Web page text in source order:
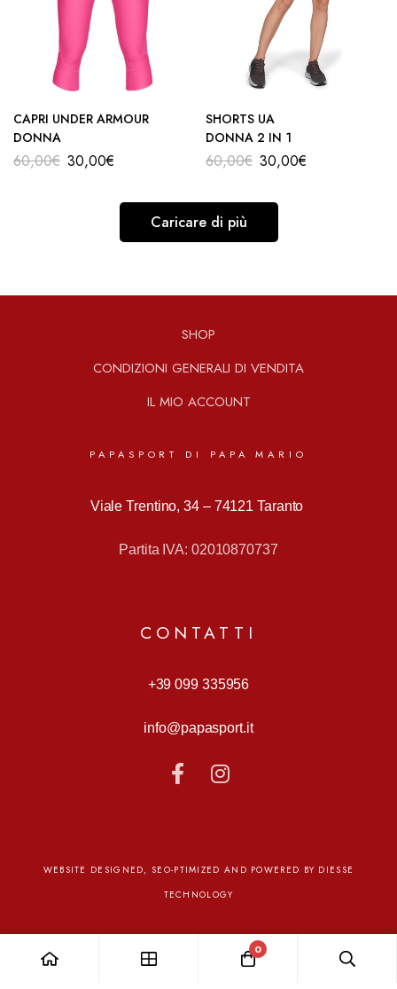
CAPRI UNDER ARMOUR
DONNA
60,00€ 30,00€
SHORTS UA
DONNA 2 IN 1
60,00€ 30,00€
Caricare di più
SHOP
CONDIZIONI GENERALI DI VENDITA
IL MIO ACCOUNT
PAPASPORT DI PAPA MARIO
Viale Trentino, 34 – 74121 Taranto
Partita IVA: 02010870737
CONTATTI
+39 099 335956
info@papasport.it
WEBSITE DESIGNED, SEO-PTIMIZED AND POWERED BY DIESSE
TECHNOLOGY
0